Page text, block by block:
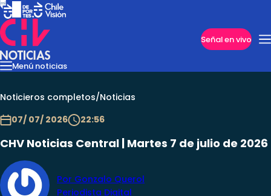
Señal en vivo
Menú noticias
InternacionalReportajesCazanoticiasEconomíaCasos
Noticieros completos/Noticias
07/ 07/ 2026
22:56
CHV Noticias Central | Martes 7 de julio de 2026
Por Gonzalo Querol
Periodista Digital
Imperdibles